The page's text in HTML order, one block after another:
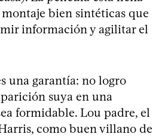
montaje bien sintéticas que
información y agilitar el
una garantía: no logro
suya en una
formidable. Lou padre, el
como buen villano de